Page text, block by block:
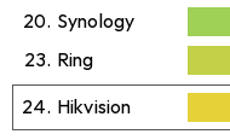
20. Synology
23. Ring
24. Hikvision